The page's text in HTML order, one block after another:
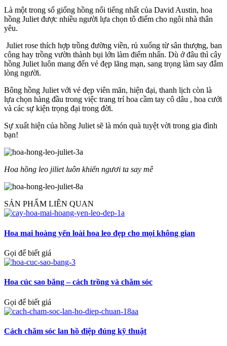
Là một trong số giống hồng nổi tiếng nhất của David Austin, hoa
hồng Juliet được nhiều người lựa chọn tô điểm cho ngôi nhà thân
yêu.
Juliet rose thích hợp trồng đường viền, rủ xuống từ sân thượng, ban
công hay trồng vườn thành bụi lớn làm điểm nhấn. Dù ở đâu thì cây
hồng Juliet luôn mang đến vẻ đẹp lãng mạn, sang trọng làm say đắm
lòng người.
Bông hồng Juliet với vẻ đẹp viên mãn, hiện đại, thanh lịch còn là
lựa chọn hàng đầu trong việc trang trí hoa cầm tay cô dâu , hoa cưới
và các sự kiện trọng đại trong đời.
Sự xuất hiện của hồng Juliet sẽ là món quà tuyệt vời trong gia đình
bạn!
Hoa hồng leo jiliet luôn khiến ngươi ta say mê
SẢN PHẨM LIÊN QUAN
Hoa mai hoàng yến loài hoa leo đẹp cho mọi không gian
Gọi để biết giá
Hoa cúc sao băng – cách trồng và chăm sóc
Gọi để biết giá
Cách chăm sóc lan hồ điệp đúng kỹ thuật